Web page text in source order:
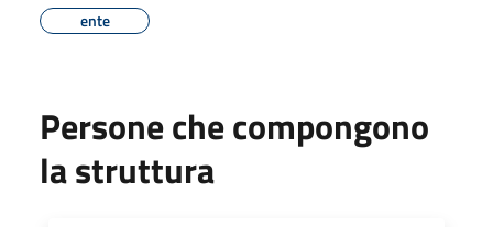
ente
Persone che compongono
la struttura